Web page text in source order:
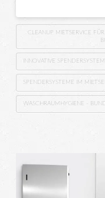
CLEANUP MIETSERVICE
INNOVATIVE
SPENDERSYSTEME IM
WASCHRAUMHYGIENE -